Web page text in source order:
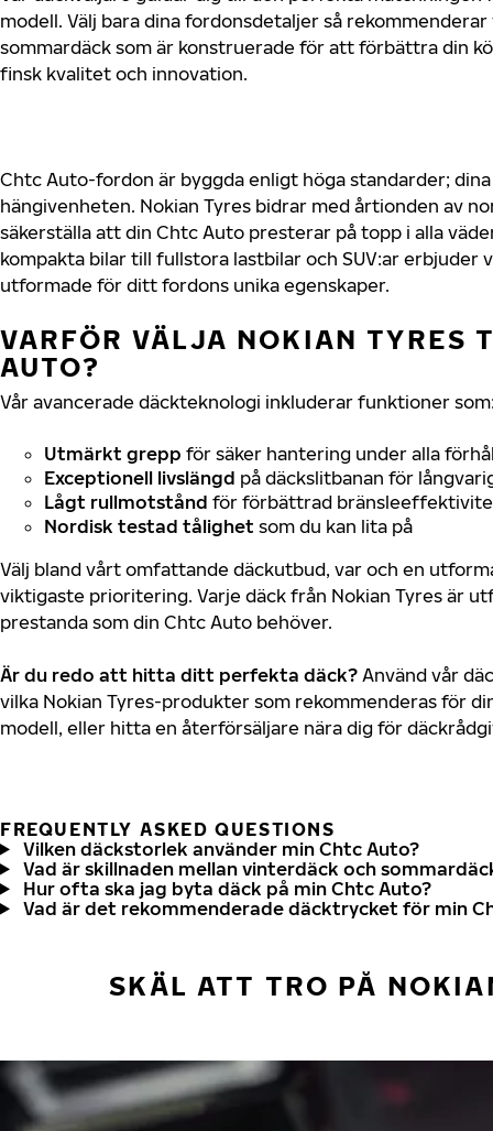
modell. Välj bara dina fordonsdetaljer så
sommardäck som är konstruerade för att förbättra din
finsk kvalitet och innovation.
Chtc Auto-fordon är byggda enligt höga standarder;
hängivenheten. Nokian Tyres bidrar med årtionden av
säkerställa att din Chtc Auto presterar på topp i alla
kompakta bilar till fullstora lastbilar och SUV:ar erbjuder
utformade för ditt fordons unika egenskaper.
VARFÖR VÄLJA NOKIAN TYRES
AUTO?
Vår avancerade däckteknologi inkluderar funktioner
Utmärkt grepp för säker hantering under alla
Exceptionell livslängd på däckslitbanan för
Lågt rullmotstånd för förbättrad
Nordisk testad tålighet som du kan lita på
Välj bland vårt omfattande däckutbud, var och en
viktigaste prioritering. Varje däck från Nokian Tyres är
prestanda som din Chtc Auto behöver.
Är du redo att hitta ditt perfekta däck? Använd vår
vilka Nokian Tyres-produkter som rekommenderas för
modell, eller hitta en återförsäljare nära dig för
FREQUENTLY ASKED QUESTIONS
Vilken däckstorlek använder min Chtc Auto?
Vad är skillnaden mellan vinterdäck och
Hur ofta ska jag byta däck på min Chtc Auto?
Vad är det rekommenderade däcktrycket för min
SKÄL ATT TRO PÅ